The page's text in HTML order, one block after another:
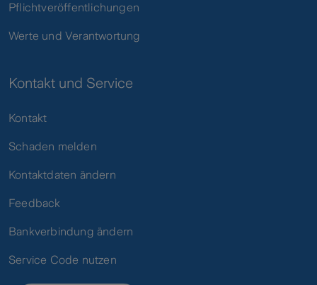
Pflichtveröffentlichungen
Werte und Verantwortung
Kontakt und Service
Kontakt
Schaden melden
Kontaktdaten ändern
Feedback
Bankverbindung ändern
Service Code nutzen